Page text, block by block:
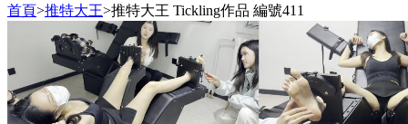
首頁>推特大王>推特大王 Tickling作品 編號411